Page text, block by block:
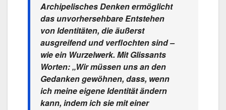
Archipelisches Denken ermöglicht
das unvorhersehbare Entstehen
von Identitäten, die äußerst
ausgreifend und verflochten sind –
wie ein Wurzelwerk. Mit Glissants
Worten: „Wir müssen uns an den
Gedanken gewöhnen, dass, wenn
ich meine eigene Identität ändern
kann, indem ich sie mit einer